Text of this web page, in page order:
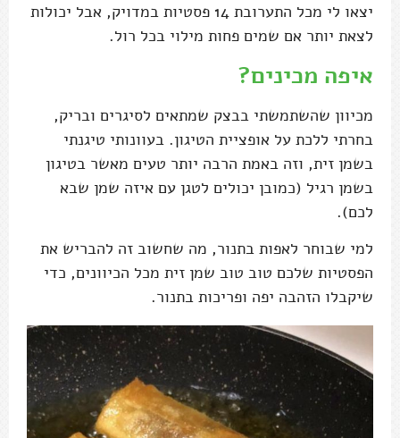
יצאו לי מכל התערובת 14 פסטיות במדויק, אבל יכולות
לצאת יותר אם שמים פחות מילוי בכל רול.
איפה מכינים?
מכיוון שהשתמשתי בבצק שמתאים לסיגרים ובריק,
בחרתי ללכת על אופציית הטיגון. בעוונותי טיגנתי
בשמן זית, וזה באמת הרבה יותר טעים מאשר בטיגון
בשמן רגיל (כמובן יכולים לטגן עם איזה שמן שבא
לכם).
למי שבוחר לאפות בתנור, מה שחשוב זה להבריש את
הפסטיות שלכם טוב טוב שמן זית מכל הכיוונים, כדי
שיקבלו הזהבה יפה ופריכות בתנור.